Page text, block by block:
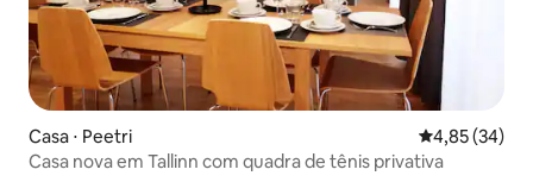
Casa ⋅ Peetri 4,85 de uma
4,85 (34)
Casa nova em Tallinn com quadra de tênis privativa